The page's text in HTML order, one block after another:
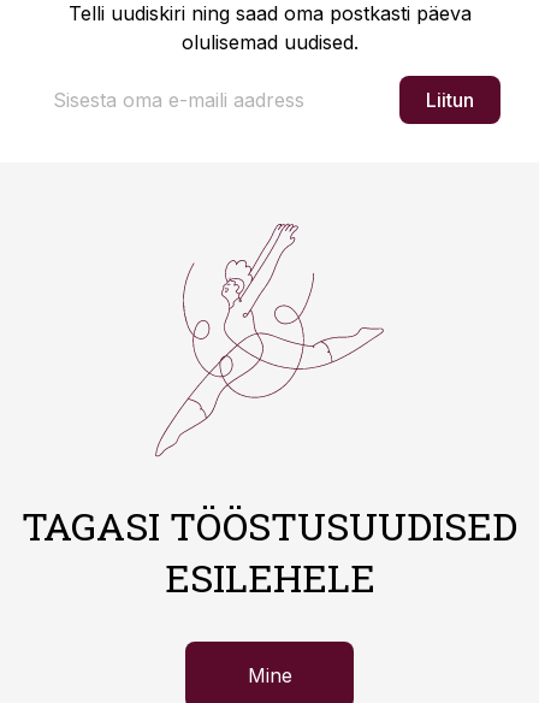
Telli uudiskiri ning saad oma postkasti päeva
olulisemad uudised.
Liitun
TAGASI TÖÖSTUSUUDISED
ESILEHELE
Mine